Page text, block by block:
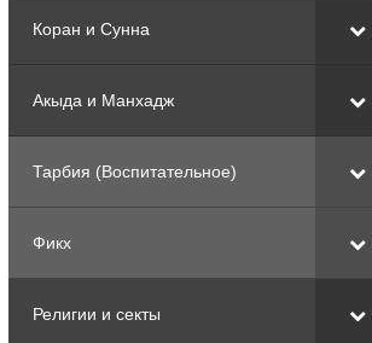
Коран и Сунна
Акыда и Манхадж
Тарбия (Воспитательное)
Фикх
Религии и секты